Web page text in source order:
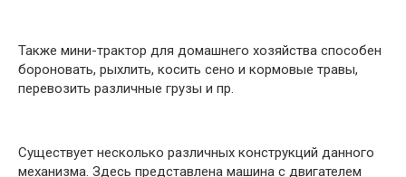
Также мини-трактор для домашнего хозяйства способен
бороновать, рыхлить, косить сено и кормовые травы,
перевозить различные грузы и пр.
Существует несколько различных конструкций данного
механизма. Здесь представлена машина с двигателем